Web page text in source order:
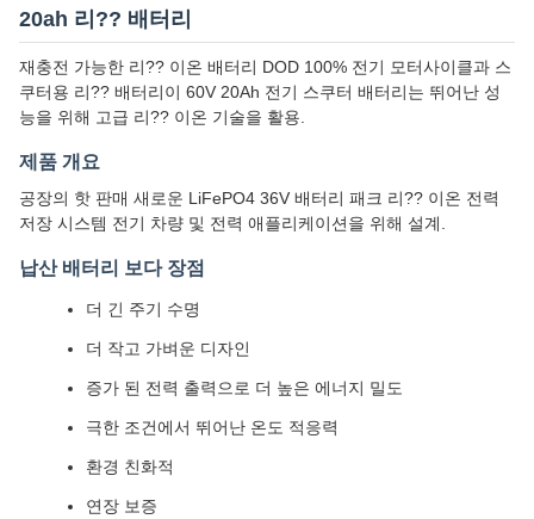
20ah 리?? 배터리
재충전 가능한 리?? 이온 배터리 DOD 100% 전기 모터사이클과 스
쿠터용 리?? 배터리이 60V 20Ah 전기 스쿠터 배터리는 뛰어난 성
능을 위해 고급 리?? 이온 기술을 활용.
제품 개요
공장의 핫 판매 새로운 LiFePO4 36V 배터리 패크 리?? 이온 전력
저장 시스템 전기 차량 및 전력 애플리케이션을 위해 설계.
납산 배터리 보다 장점
더 긴 주기 수명
더 작고 가벼운 디자인
증가 된 전력 출력으로 더 높은 에너지 밀도
극한 조건에서 뛰어난 온도 적응력
환경 친화적
연장 보증